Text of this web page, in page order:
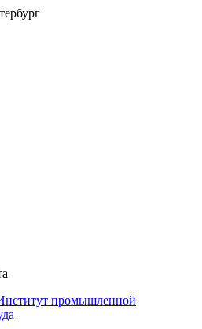
промышленной